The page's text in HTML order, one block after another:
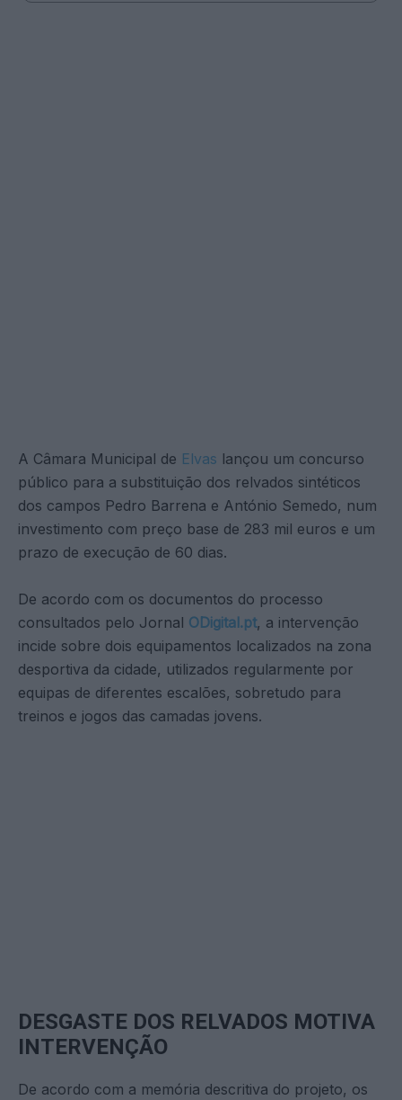
A Câmara Municipal de Elvas lançou um concurso
público para a substituição dos relvados sintéticos
dos campos Pedro Barrena e António Semedo, num
investimento com preço base de 283 mil euros e um
prazo de execução de 60 dias.
De acordo com os documentos do processo
consultados pelo Jornal ODigital.pt, a intervenção
incide sobre dois equipamentos localizados na zona
desportiva da cidade, utilizados regularmente por
equipas de diferentes escalões, sobretudo para
treinos e jogos das camadas jovens.
DESGASTE DOS RELVADOS MOTIVA
INTERVENÇÃO
De acordo com a memória descritiva do projeto, os